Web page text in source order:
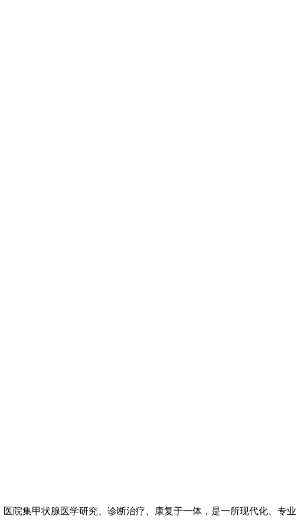
院集甲状腺医学研究、诊断治疗、康复于一体，是一所现代化、专业